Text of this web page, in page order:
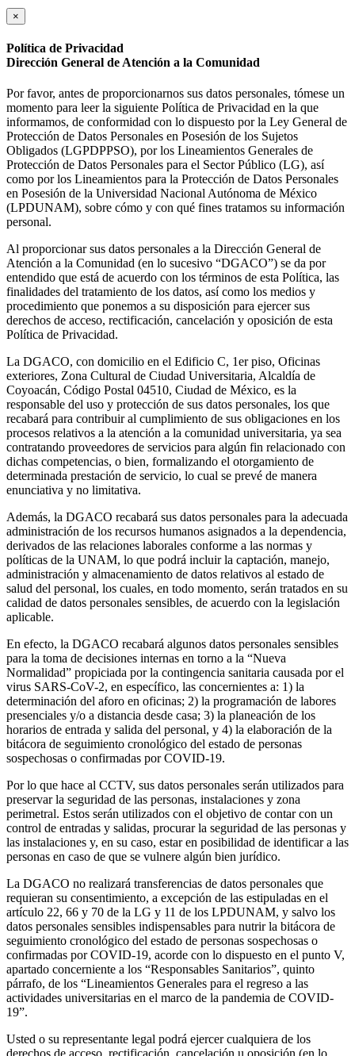
×
Política de Privacidad
Dirección General de Atención a la Comunidad
Por favor, antes de proporcionarnos sus datos personales, tómese un
momento para leer la siguiente Política de Privacidad en la que
informamos, de conformidad con lo dispuesto por la Ley General de
Protección de Datos Personales en Posesión de los Sujetos
Obligados (LGPDPPSO), por los Lineamientos Generales de
Protección de Datos Personales para el Sector Público (LG), así
como por los Lineamientos para la Protección de Datos Personales
en Posesión de la Universidad Nacional Autónoma de México
(LPDUNAM), sobre cómo y con qué fines tratamos su información
personal.
Al proporcionar sus datos personales a la Dirección General de
Atención a la Comunidad (en lo sucesivo “DGACO”) se da por
entendido que está de acuerdo con los términos de esta Política, las
finalidades del tratamiento de los datos, así como los medios y
procedimiento que ponemos a su disposición para ejercer sus
derechos de acceso, rectificación, cancelación y oposición de esta
Política de Privacidad.
La DGACO, con domicilio en el Edificio C, 1er piso, Oficinas
exteriores, Zona Cultural de Ciudad Universitaria, Alcaldía de
Coyoacán, Código Postal 04510, Ciudad de México, es la
responsable del uso y protección de sus datos personales, los que
recabará para contribuir al cumplimiento de sus obligaciones en los
procesos relativos a la atención a la comunidad universitaria, ya sea
contratando proveedores de servicios para algún fin relacionado con
dichas competencias, o bien, formalizando el otorgamiento de
determinada prestación de servicio, lo cual se prevé de manera
enunciativa y no limitativa.
Además, la DGACO recabará sus datos personales para la adecuada
administración de los recursos humanos asignados a la dependencia,
derivados de las relaciones laborales conforme a las normas y
políticas de la UNAM, lo que podrá incluir la captación, manejo,
administración y almacenamiento de datos relativos al estado de
salud del personal, los cuales, en todo momento, serán tratados en su
calidad de datos personales sensibles, de acuerdo con la legislación
aplicable.
En efecto, la DGACO recabará algunos datos personales sensibles
para la toma de decisiones internas en torno a la “Nueva
Normalidad” propiciada por la contingencia sanitaria causada por el
virus SARS-CoV-2, en específico, las concernientes a: 1) la
determinación del aforo en oficinas; 2) la programación de labores
presenciales y/o a distancia desde casa; 3) la planeación de los
horarios de entrada y salida del personal, y 4) la elaboración de la
bitácora de seguimiento cronológico del estado de personas
sospechosas o confirmadas por COVID-19.
Por lo que hace al CCTV, sus datos personales serán utilizados para
preservar la seguridad de las personas, instalaciones y zona
perimetral. Estos serán utilizados con el objetivo de contar con un
control de entradas y salidas, procurar la seguridad de las personas y
las instalaciones y, en su caso, estar en posibilidad de identificar a las
personas en caso de que se vulnere algún bien jurídico.
La DGACO no realizará transferencias de datos personales que
requieran su consentimiento, a excepción de las estipuladas en el
artículo 22, 66 y 70 de la LG y 11 de los LPDUNAM, y salvo los
datos personales sensibles indispensables para nutrir la bitácora de
seguimiento cronológico del estado de personas sospechosas o
confirmadas por COVID-19, acorde con lo dispuesto en el punto V,
apartado concerniente a los “Responsables Sanitarios”, quinto
párrafo, de los “Lineamientos Generales para el regreso a las
actividades universitarias en el marco de la pandemia de COVID-
19”.
Usted o su representante legal podrá ejercer cualquiera de los